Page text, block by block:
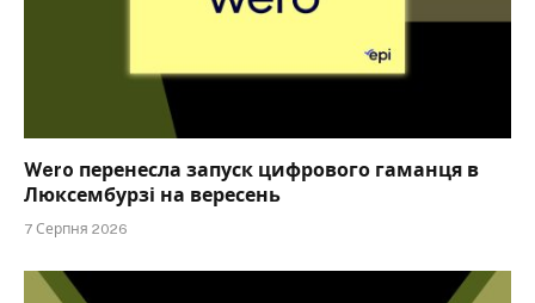
Wero перенесла запуск цифрового гаманця в
Люксембурзі на вересень
7 Серпня 2026